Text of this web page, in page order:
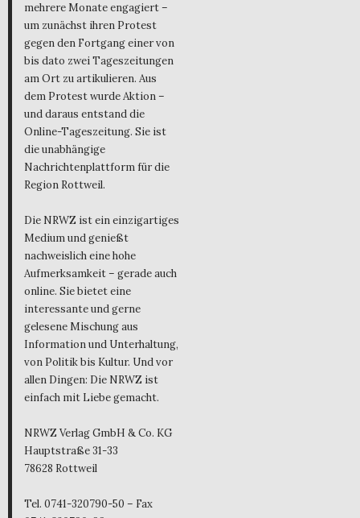
mehrere Monate engagiert –
um zunächst ihren Protest
gegen den Fortgang einer von
bis dato zwei Tageszeitungen
am Ort zu artikulieren. Aus
dem Protest wurde Aktion –
und daraus entstand die
Online-Tageszeitung. Sie ist
die unabhängige
Nachrichtenplattform für die
Region Rottweil.
Die NRWZ ist ein einzigartiges
Medium und genießt
nachweislich eine hohe
Aufmerksamkeit – gerade auch
online. Sie bietet eine
interessante und gerne
gelesene Mischung aus
Information und Unterhaltung,
von Politik bis Kultur. Und vor
allen Dingen: Die NRWZ ist
einfach mit Liebe gemacht.
NRWZ Verlag GmbH & Co. KG
Hauptstraße 31-33
78628 Rottweil
Tel. 0741-320790-50 – Fax